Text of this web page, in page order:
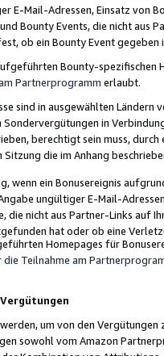
E-Mail-Adressen, Einsatz von
Bounty Events, die nicht
ob ein Bounty Event
Bounty-spezifischen
Partnerprogramm erlaubt.
sind in ausgewählten Ländern
in
berechtigt sein muss,
die im Anhang
wenn ein Bonusereignis
ungültiger E-Mail-
die nicht aus Partner-Links auf
hat oder ob eine
Homepages für
Teilnahme am
um von den
sowohl vom Amazon